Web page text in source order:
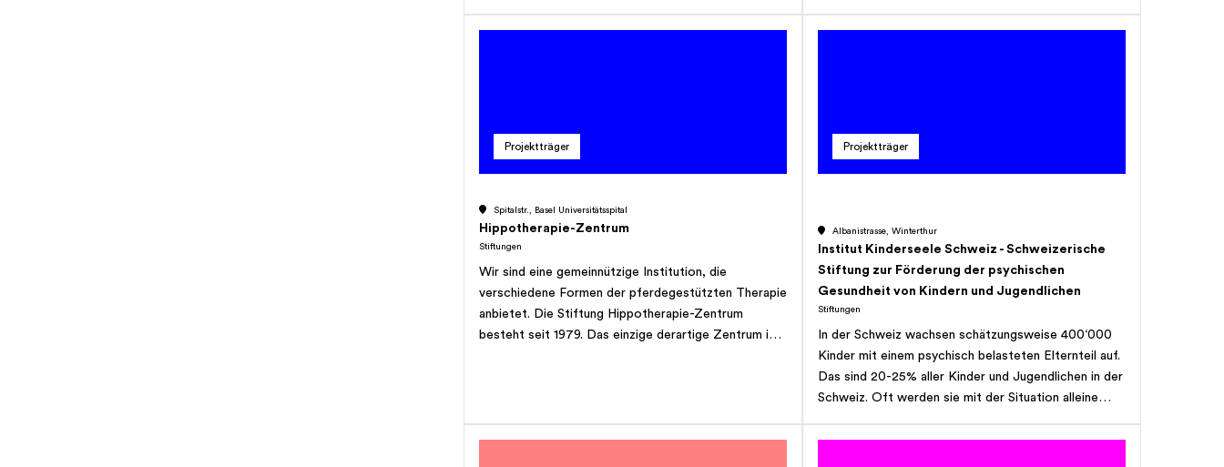
den Qualitätsprogrammen begleitet die EQUAM
Die EQUAM unabhängige Ombudsstelle schlichtet
Konflikte zwischen den Patientinnen und Patienten
und den Leistungserbringern der zertifizierten Praxen.
Schweizerische Akkreditierungsstelle als
Zertifizierungsstelle für Managementsysteme in der
akkreditiert. Zudem folgt die Stiftung den
Empfehlungen der Schweizerischen Akademie der
Medizinischen Wissenschaften zur Zertifizierung im
famille. Les cancers pédiatriques étant considérés
guérir avec moins d'effets secondaires et trouver de
nouveaux traitements, la Fondation CANSEARCH
soutient les projets de recherche menés par la
l'oncologie et de l'hématologie pédiatriques.
externes, relèvent en partie de la médecine
personnalisée (adapter la dose de médicament en
réduire la toxicité des traitements et les effets très
graves qui en découlent. et de l'oncogénétique
développement agressif d'un cancer).
Projektträger
Spitalstr., Basel Universitätsspital
Hippotherapie-Zentrum
Stiftungen
Wir sind eine gemeinnützige Institution, die
verschiedene Formen der pferdegestützten Therapie
anbietet. Die Stiftung Hippotherapie-Zentrum
besteht seit 1979. Das einzige derartige Zentrum in
externen Therapeuten, die bereits jahrelang
Projektträger
Albanistrasse, Winterthur
Institut Kinderseele Schweiz - Schweizerische
Stiftung zur Förderung der psychischen
Gesundheit von Kindern und Jugendlichen
Stiftungen
In der Schweiz wachsen schätzungsweise 400‘000
Kinder mit einem psychisch belasteten Elternteil auf.
Das sind 20-25% aller Kinder und Jugendlichen in der
Schweiz. Oft werden sie mit der Situation alleine
erkrankten Elternteils nämlich meist vergessen und